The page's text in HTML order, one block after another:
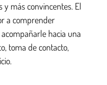
y más convincentes. El
a comprender
hacia una
toma de contacto,